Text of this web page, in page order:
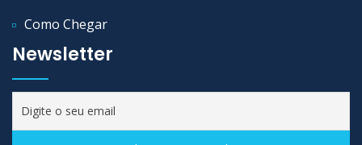
Como Chegar
Newsletter